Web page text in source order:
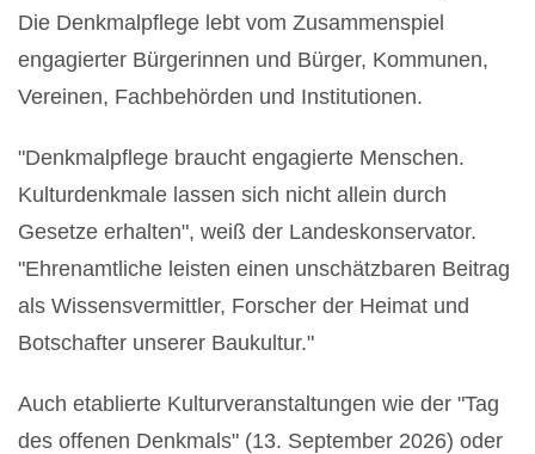
Die Denkmalpflege lebt vom Zusammenspiel
engagierter Bürgerinnen und Bürger, Kommunen,
Vereinen, Fachbehörden und Institutionen.
"Denkmalpflege braucht engagierte Menschen.
Kulturdenkmale lassen sich nicht allein durch
Gesetze erhalten", weiß der Landeskonservator.
"Ehrenamtliche leisten einen unschätzbaren Beitrag
als Wissensvermittler, Forscher der Heimat und
Botschafter unserer Baukultur."
Auch etablierte Kulturveranstaltungen wie der "Tag
des offenen Denkmals" (13. September 2026) oder